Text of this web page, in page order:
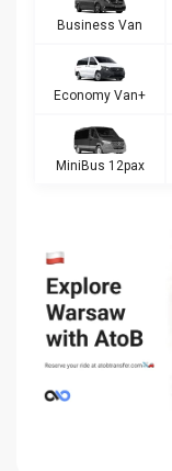
Business Van
Economy Van+
MiniBus 12pax